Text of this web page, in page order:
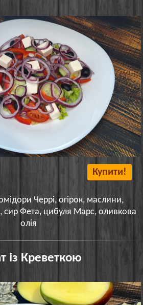
Купити!
Черрі, огірок, маслини,
сир Фета, цибуля Марс, оливкова
олія
із Креветкою